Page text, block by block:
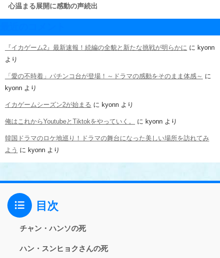
心温まる展開に感動の声続出
『イカゲーム2』最新速報！続編の全貌と新たな挑戦が明らかに に kyonn
より
「愛の不時着」パチンコ台が登場！～ドラマの感動をそのまま体感～ に
kyonn より
イカゲームシーズン2が始まる に kyonn より
俺はこれからYoutubeとTiktokをやっていく。 に kyonn より
韓国ドラマのロケ地巡り！ドラマの舞台になった美しい場所を訪れてみ
よう に kyonn より
目次
チャン・ハンソの死
ハン・スンヒョクさんの死